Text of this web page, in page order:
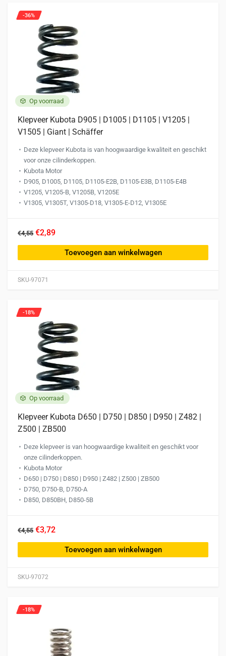
Op voorraad
SKU-97071
-36%
Klepveer Kubota D905 | D1005 | D1105 | V1205 |
V1505 | Giant | Schäffer
Deze klepveer Kubota is van hoogwaardige kwaliteit en geschikt
voor onze cilinderkoppen.
Kubota Motor
D905, D1005, D1105, D1105-E2B, D1105-E3B, D1105-E4B
V1205, V1205-B, V1205B, V1205E
V1305, V1305T, V1305-D18, V1305-E-D12, V1305E
€4,55 €2,89
Toevoegen aan winkelwagen
Op voorraad
SKU-97072
-18%
Klepveer Kubota D650 | D750 | D850 | D950 | Z482 |
Z500 | ZB500
Deze klepveer is van hoogwaardige kwaliteit en geschikt voor
onze cilinderkoppen.
Kubota Motor
D650 | D750 | D850 | D950 | Z482 | Z500 | ZB500
D750, D750-B, D750-A
D850, D850BH, D850-5B
€4,55 €3,72
Toevoegen aan winkelwagen
-18%